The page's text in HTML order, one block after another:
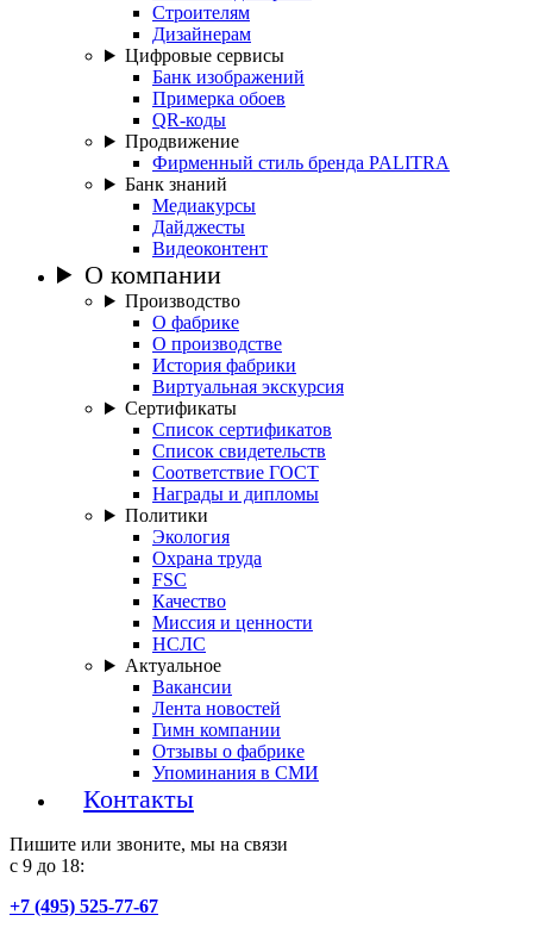
Строителям
Дизайнерам
Цифровые сервисы
Банк изображений
Примерка обоев
QR-коды
Продвижение
Фирменный стиль бренда PALITRA
Банк знаний
Медиакурсы
Дайджесты
Видеоконтент
О компании
Производство
О фабрике
О производстве
История фабрики
Виртуальная экскурсия
Сертификаты
Список сертификатов
Список свидетельств
Соответствие ГОСТ
Награды и дипломы
Политики
Экология
Охрана труда
FSC
Качество
Миссия и ценности
НСЛС
Актуальное
Вакансии
Лента новостей
Гимн компании
Отзывы о фабрике
Упоминания в СМИ
Контакты
Пишите или звоните, мы на связи
с 9 до 18:
+7 (495) 525-77-67